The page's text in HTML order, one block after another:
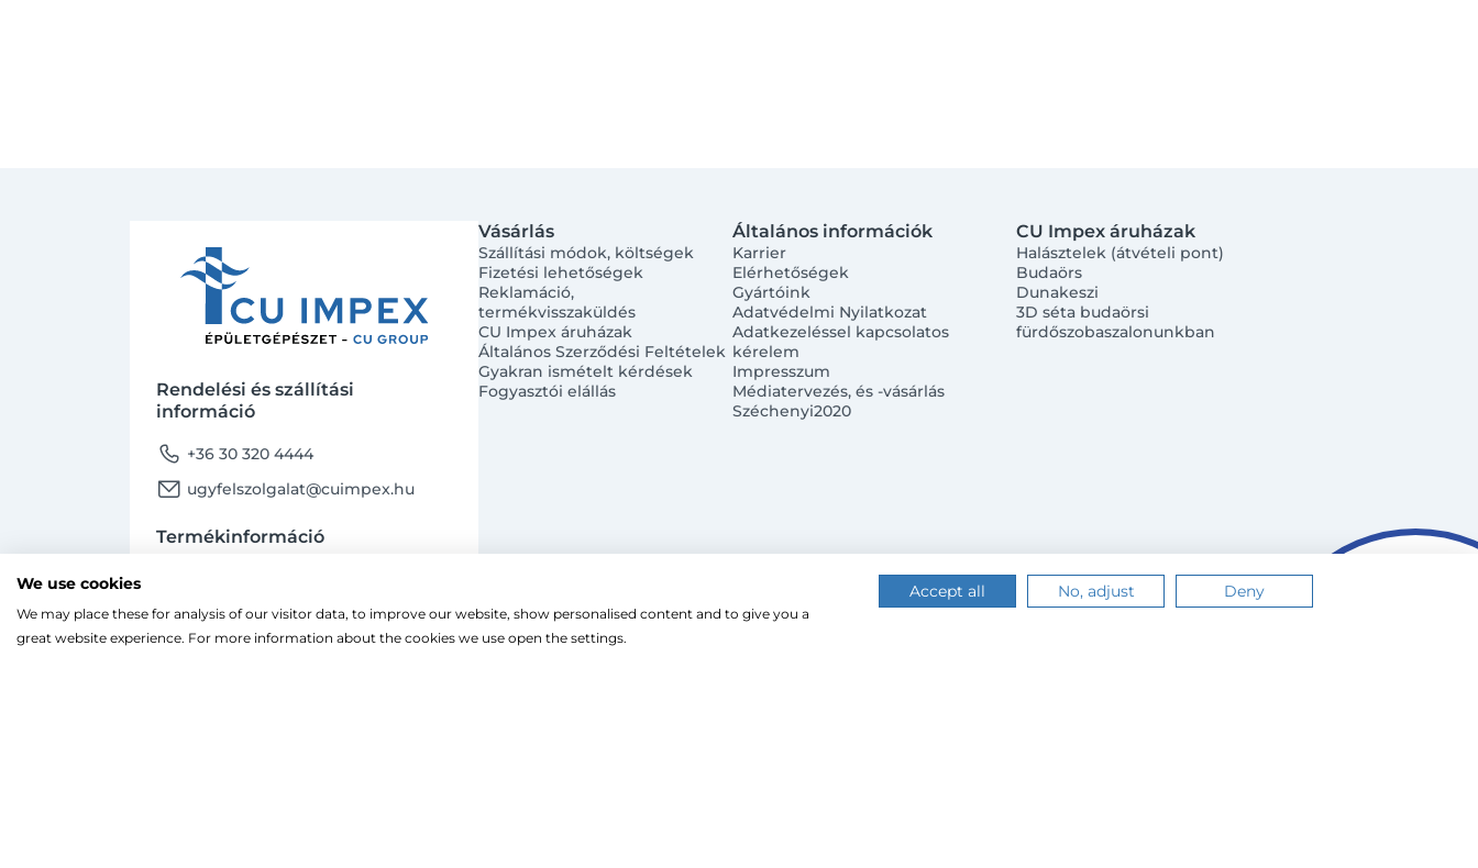
Rendelési és szállítási
információ
phone +36 30 320 4444
email ugyfelszolgalat@cuimpex.hu
Termékinformáció
email ugyfelszolgalat@cuimpex.hu
Vásárlás
Szállítási módok, költségek
Fizetési lehetőségek
Reklamáció,
termékvisszaküldés
CU Impex áruházak
Általános Szerződési Feltételek
Gyakran ismételt kérdések
Fogyasztói elállás
Általános információk
Karrier
Elérhetőségek
Gyártóink
Adatvédelmi Nyilatkozat
Adatkezeléssel kapcsolatos
kérelem
Impresszum
Médiatervezés, és -vásárlás
Széchenyi2020
CU Impex áruházak
Halásztelek (átvételi pont)
Budaörs
Dunakeszi
3D séta budaörsi
fürdőszobaszalonunkban
Ahogy a legtöbb weboldal, a miénk is sütiket (cookie-kat) használ a nagyobb felhasználói élmény érdekében.
A böngészés folytatásával hozzájárulsz a sütik használatához.
We use cookies
We may place these for analysis of our visitor data, to improve our website, show personalised content and to give you a
great website experience. For more information about the cookies we use open the settings.
Accept all No, adjust Deny